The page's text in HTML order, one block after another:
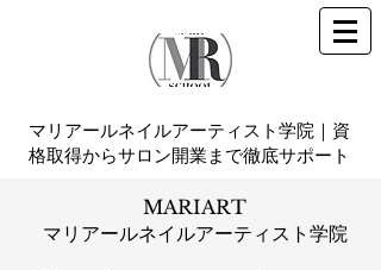
マリアールネイルアーティスト学院｜資
格取得からサロン開業まで徹底サポート
MARIART
マリアールネイルアーティスト学院